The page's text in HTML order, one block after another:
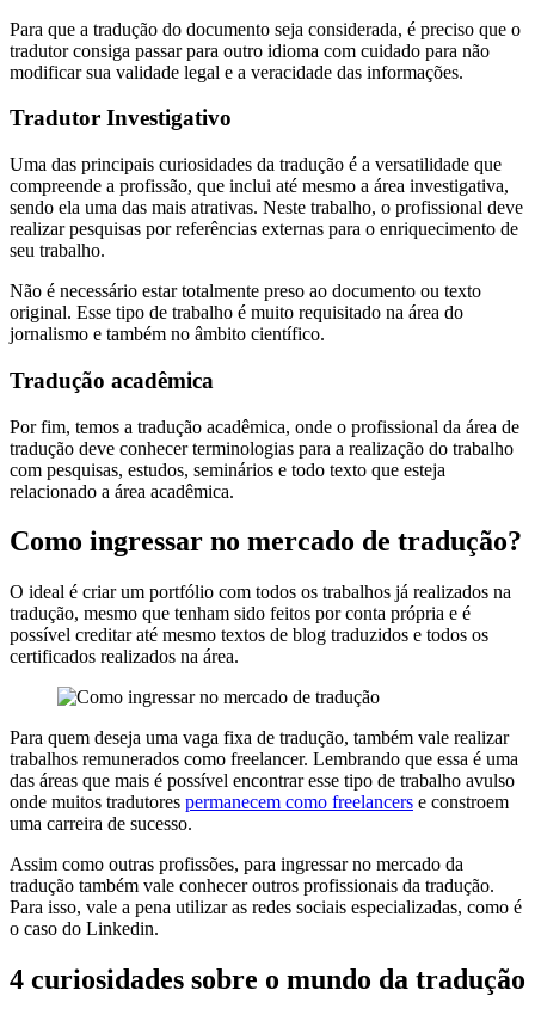
Para que a tradução do documento seja considerada, é preciso que o
tradutor consiga passar para outro idioma com cuidado para não
modificar sua validade legal e a veracidade das informações.
Tradutor Investigativo
Uma das principais curiosidades da tradução é a versatilidade que
compreende a profissão, que inclui até mesmo a área investigativa,
sendo ela uma das mais atrativas. Neste trabalho, o profissional deve
realizar pesquisas por referências externas para o enriquecimento de
seu trabalho.
Não é necessário estar totalmente preso ao documento ou texto
original. Esse tipo de trabalho é muito requisitado na área do
jornalismo e também no âmbito científico.
Tradução acadêmica
Por fim, temos a tradução acadêmica, onde o profissional da área de
tradução deve conhecer terminologias para a realização do trabalho
com pesquisas, estudos, seminários e todo texto que esteja
relacionado a área acadêmica.
Como ingressar no mercado de tradução?
O ideal é criar um portfólio com todos os trabalhos já realizados na
tradução, mesmo que tenham sido feitos por conta própria e é
possível creditar até mesmo textos de blog traduzidos e todos os
certificados realizados na área.
Para quem deseja uma vaga fixa de tradução, também vale realizar
trabalhos remunerados como freelancer. Lembrando que essa é uma
das áreas que mais é possível encontrar esse tipo de trabalho avulso
onde muitos tradutores permanecem como freelancers e constroem
uma carreira de sucesso.
Assim como outras profissões, para ingressar no mercado da
tradução também vale conhecer outros profissionais da tradução.
Para isso, vale a pena utilizar as redes sociais especializadas, como é
o caso do Linkedin.
4 curiosidades sobre o mundo da tradução